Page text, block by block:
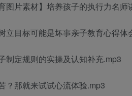
图片素材】培养孩子的执行力名师
立目标可能是坏事亲子教育心得体
制定规则的实操及认知补充.mp3
？那就来试试心流体验.mp3